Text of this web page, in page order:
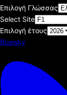
Επιλογή Γλώσσας
Select Site
Επιλογή έτους
Bluesky